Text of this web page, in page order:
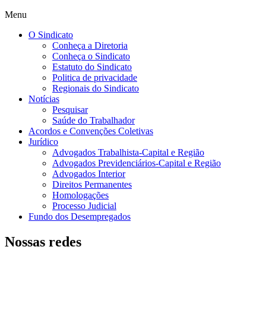
Menu
O Sindicato
Conheça a Diretoria
Conheça o Sindicato
Estatuto do Sindicato
Politica de privacidade
Regionais do Sindicato
Notícias
Pesquisar
Saúde do Trabalhador
Acordos e Convenções Coletivas
Jurídico
Advogados Trabalhista-Capital e Região
Advogados Previdenciários-Capital e Região
Advogados Interior
Direitos Permanentes
Homologações
Processo Judicial
Fundo dos Desempregados
Nossas redes